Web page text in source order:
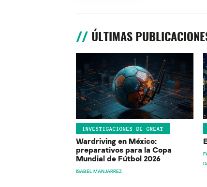
ÚLTIMAS
INVESTIGACIONES DE GREAT
Wardriving en México:
preparativos para la Copa
Mundial de Fútbol 2026
ISABEL MANJARREZ